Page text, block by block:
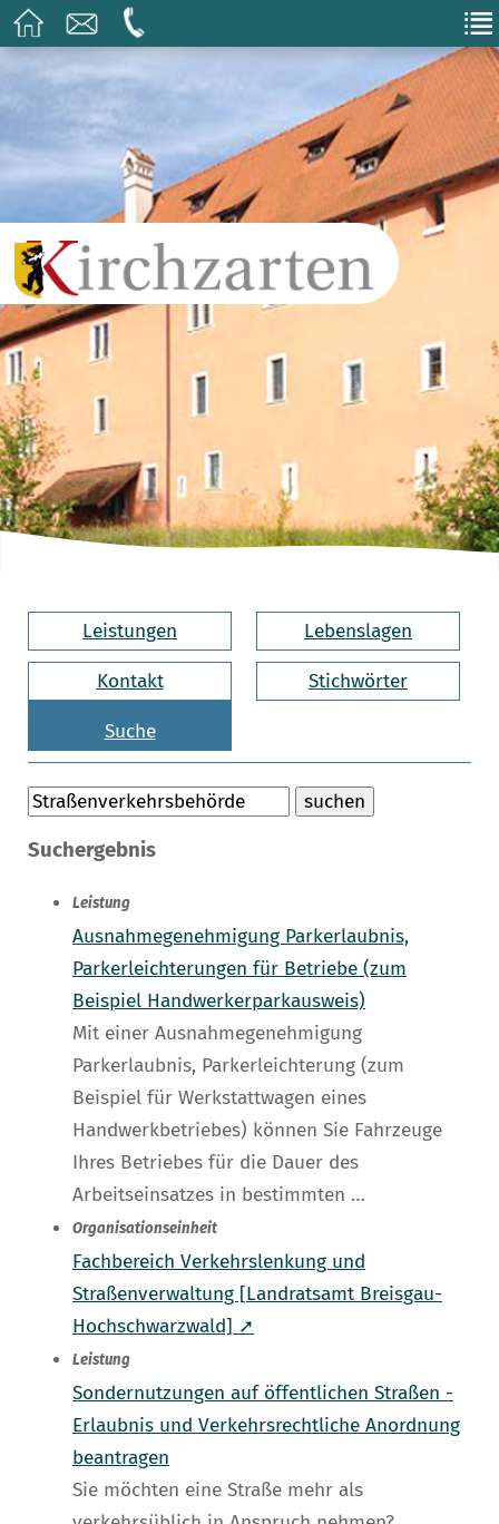
Leistungen Lebenslagen
Kontakt Stichwörter
Suche
Suchergebnis
Leistung
Ausnahmegenehmigung Parkerlaubnis,
Parkerleichterungen für Betriebe (zum
Beispiel Handwerkerparkausweis)
Mit einer Ausnahmegenehmigung
Parkerlaubnis, Parkerleichterung (zum
Beispiel für Werkstattwagen eines
Handwerkbetriebes) können Sie Fahrzeuge
Ihres Betriebes für die Dauer des
Arbeitseinsatzes in bestimmten …
Organisationseinheit
Fachbereich Verkehrslenkung und
Straßenverwaltung [Landratsamt Breisgau-
Hochschwarzwald] ➚
Leistung
Sondernutzungen auf öffentlichen Straßen -
Erlaubnis und Verkehrsrechtliche Anordnung
beantragen
Sie möchten eine Straße mehr als